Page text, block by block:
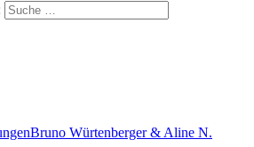
Bruno Würtenberger & Aline N.